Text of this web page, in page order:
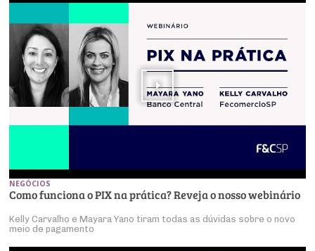
NEGÓCIOS
Como funciona o PIX na prática? Reveja o nosso webinário
Kelly Carvalho e Mayara Yano tiram todas as dúvidas sobre o novo
meio de pagamento